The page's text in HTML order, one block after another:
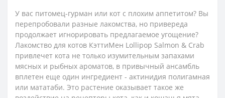
У вас питомец-гурман или кот с плохим аппетитом? Вы
перепробовали разные лакомства, но привереда
продолжает игнорировать предлагаемое угощение?
Лакомство для котов КэттиМен Lollipop Salmon & Crab
привлечет кота не только изумительным запахами
мясных и рыбных ароматов, в привычный ансамбль
вплетен еще один ингредиент - актинидия полигамная
или мататаби. Это растение оказывает такое же